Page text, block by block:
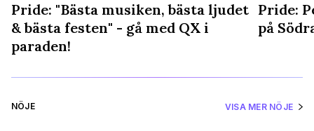
Pride: "Bästa musiken, bästa ljudet
& bästa festen" - gå med QX i
paraden!
Pride:
på
NÖJE VISA MER NÖJE